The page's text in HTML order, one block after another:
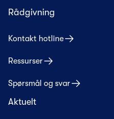
Rådgivning
Kontakt hotline
Ressurser
Spørsmål og svar
Aktuelt